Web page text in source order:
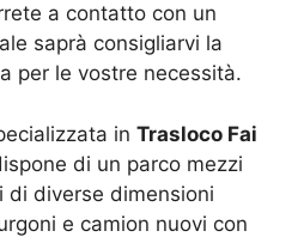
a contatto con un
saprà consigliarvi la
per le vostre necessità.
in Trasloco Fai
di un parco mezzi
diverse dimensioni
e camion nuovi con